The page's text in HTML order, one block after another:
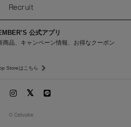
Recruit
公式アプリ
商品、キャンペーン情報、お得なクーポン
Storeはこちら
© Celvoke